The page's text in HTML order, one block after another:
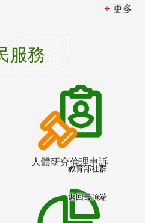
更多
服務
人體研究倫理申訴
教育部社群
返回最頂端